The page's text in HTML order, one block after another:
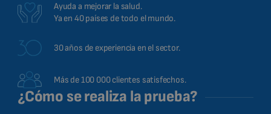
Ayuda a mejorar la salud.
Ya en 40 países de todo el mundo.
30 años de experiencia en el sector.
Más de 100 000 clientes satisfechos.
¿Cómo se realiza la prueba?